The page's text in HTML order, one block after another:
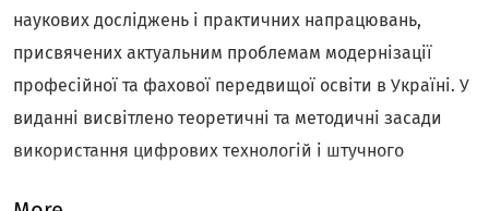
наукових досліджень і практичних напрацювань,
присвячених актуальним проблемам модернізації
професійної та фахової передвищої освіти в Україні. У
виданні висвітлено теоретичні та методичні засади
використання цифрових технологій і штучного